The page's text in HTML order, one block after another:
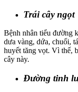
Trái cây ngọt
Bệnh nhân tiểu đường
dưa vàng, dứa, chuối,
huyết tăng vọt. Vì thế,
cây này.
Đường tinh